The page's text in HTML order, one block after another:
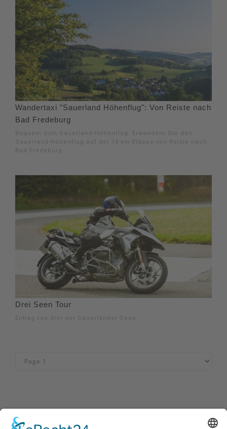
Wandertaxi "Sauerland Höhenflug": Von Reiste nach
Bad Fredeburg
Bequem zum Sauerland-Höhenflug. Erwandern Sie den
Sauerland-Höhenflug auf der 14 km Etappe von Reiste nach
Bad Fredeburg.
Drei Seen Tour
Entlag von drei der Sauerländer Seen.